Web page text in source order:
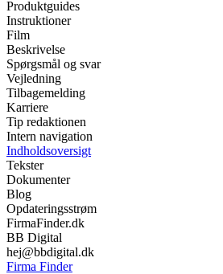
Produktguides
Instruktioner
Film
Beskrivelse
Spørgsmål og svar
Vejledning
Tilbagemelding
Karriere
Tip redaktionen
Intern navigation
Indholdsoversigt
Tekster
Dokumenter
Blog
Opdateringsstrøm
FirmaFinder.dk
BB Digital
hej@bbdigital.dk
Firma Finder